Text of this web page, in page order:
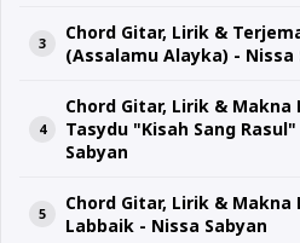
Chord Gitar, Lirik &
(Assalamu Alayka) - Nissa
Chord Gitar, Lirik &
Tasydu "Kisah Sang
Sabyan
Chord Gitar, Lirik & Makna
Labbaik - Nissa Sabyan